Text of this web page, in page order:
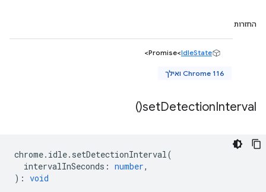
החזרות
Promise<IdleState
>
Chrome 116 ואילך
setDetectionInterval(
)
chrome. idle. setDetectionInterval(
intervalInSeconds : number,
) : void